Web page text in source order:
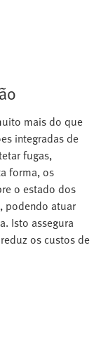
mais do que
integradas de
fugas,
forma, os
o estado dos
podendo atuar
Isto assegura
os custos de